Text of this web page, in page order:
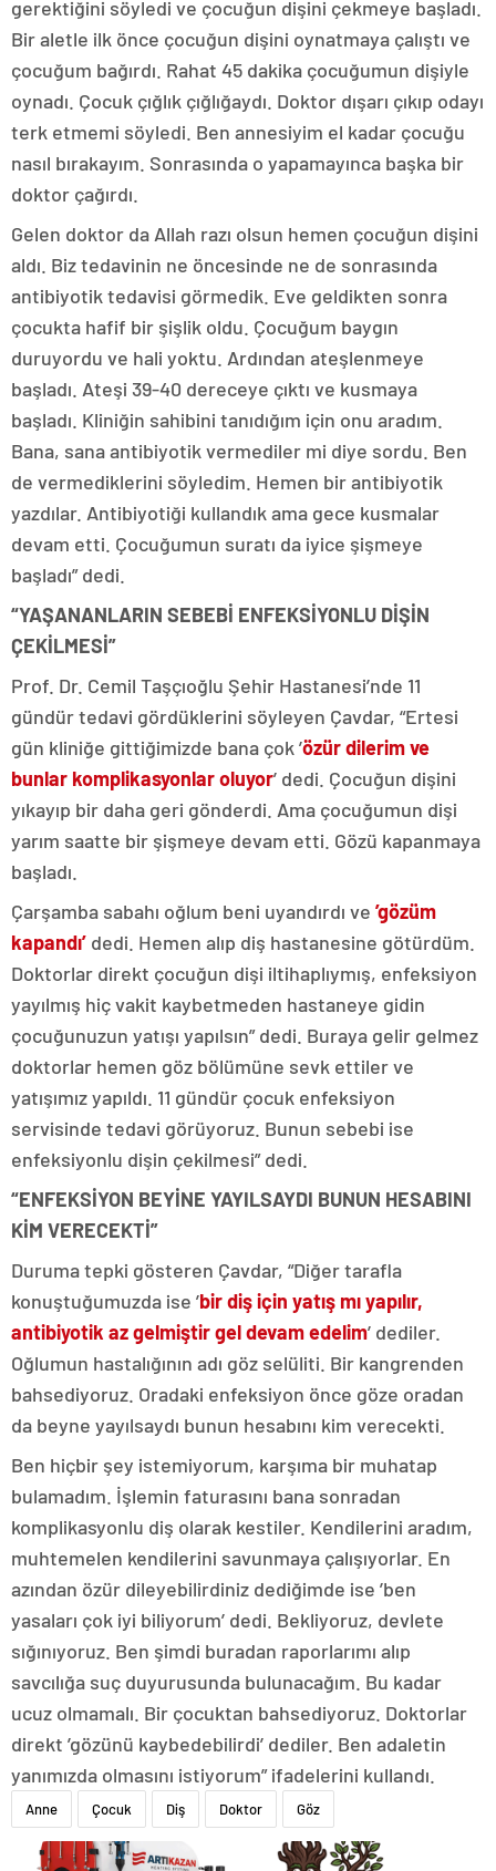
gerektiğini söyledi ve çocuğun dişini çekmeye başladı.
Bir aletle ilk önce çocuğun dişini oynatmaya çalıştı ve
çocuğum bağırdı. Rahat 45 dakika çocuğumun dişiyle
oynadı. Çocuk çığlık çığlığaydı. Doktor dışarı çıkıp odayı
terk etmemi söyledi. Ben annesiyim el kadar çocuğu
nasıl bırakayım. Sonrasında o yapamayınca başka bir
doktor çağırdı.
Gelen doktor da Allah razı olsun hemen çocuğun dişini
aldı. Biz tedavinin ne öncesinde ne de sonrasında
antibiyotik tedavisi görmedik. Eve geldikten sonra
çocukta hafif bir şişlik oldu. Çocuğum baygın
duruyordu ve hali yoktu. Ardından ateşlenmeye
başladı. Ateşi 39-40 dereceye çıktı ve kusmaya
başladı. Kliniğin sahibini tanıdığım için onu aradım.
Bana, sana antibiyotik vermediler mi diye sordu. Ben
de vermediklerini söyledim. Hemen bir antibiyotik
yazdılar. Antibiyotiği kullandık ama gece kusmalar
devam etti. Çocuğumun suratı da iyice şişmeye
başladı” dedi.
“YAŞANANLARIN SEBEBİ ENFEKSİYONLU DİŞİN
ÇEKİLMESİ”
Prof. Dr. Cemil Taşçıoğlu Şehir Hastanesi’nde 11
gündür tedavi gördüklerini söyleyen Çavdar, “Ertesi
gün kliniğe gittiğimizde bana çok ’özür dilerim ve
bunlar komplikasyonlar oluyor’ dedi. Çocuğun dişini
yıkayıp bir daha geri gönderdi. Ama çocuğumun dişi
yarım saatte bir şişmeye devam etti. Gözü kapanmaya
başladı.
Çarşamba sabahı oğlum beni uyandırdı ve ’gözüm
kapandı’ dedi. Hemen alıp diş hastanesine götürdüm.
Doktorlar direkt çocuğun dişi iltihaplıymış, enfeksiyon
yayılmış hiç vakit kaybetmeden hastaneye gidin
çocuğunuzun yatışı yapılsın” dedi. Buraya gelir gelmez
doktorlar hemen göz bölümüne sevk ettiler ve
yatışımız yapıldı. 11 gündür çocuk enfeksiyon
servisinde tedavi görüyoruz. Bunun sebebi ise
enfeksiyonlu dişin çekilmesi” dedi.
“ENFEKSİYON BEYİNE YAYILSAYDI BUNUN HESABINI
KİM VERECEKTİ”
Duruma tepki gösteren Çavdar, “Diğer tarafla
konuştuğumuzda ise ’bir diş için yatış mı yapılır,
antibiyotik az gelmiştir gel devam edelim’ dediler.
Oğlumun hastalığının adı göz selüliti. Bir kangrenden
bahsediyoruz. Oradaki enfeksiyon önce göze oradan
da beyne yayılsaydı bunun hesabını kim verecekti.
Ben hiçbir şey istemiyorum, karşıma bir muhatap
bulamadım. İşlemin faturasını bana sonradan
komplikasyonlu diş olarak kestiler. Kendilerini aradım,
muhtemelen kendilerini savunmaya çalışıyorlar. En
azından özür dileyebilirdiniz dediğimde ise ’ben
yasaları çok iyi biliyorum’ dedi. Bekliyoruz, devlete
sığınıyoruz. Ben şimdi buradan raporlarımı alıp
savcılığa suç duyurusunda bulunacağım. Bu kadar
ucuz olmamalı. Bir çocuktan bahsediyoruz. Doktorlar
direkt ’gözünü kaybedebilirdi’ dediler. Ben adaletin
yanımızda olmasını istiyorum” ifadelerini kullandı.
Anne Çocuk Diş Doktor Göz